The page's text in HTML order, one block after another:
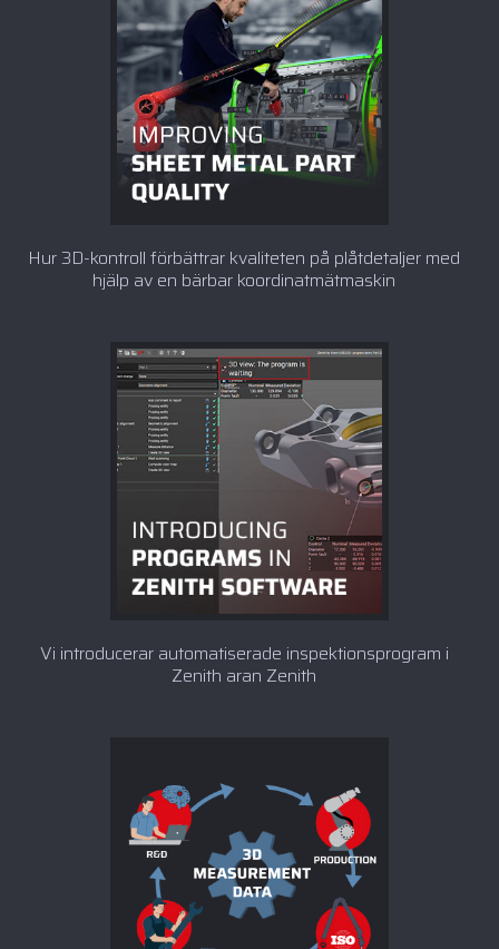
Hur 3D-kontroll förbättrar kvaliteten på plåtdetaljer med
hjälp av en bärbar koordinatmätmaskin
Vi introducerar automatiserade inspektionsprogram i
Zenith aran Zenith